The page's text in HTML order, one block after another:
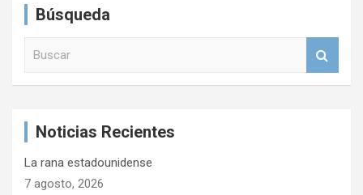
Búsqueda
Noticias Recientes
La rana estadounidense
7 agosto, 2026